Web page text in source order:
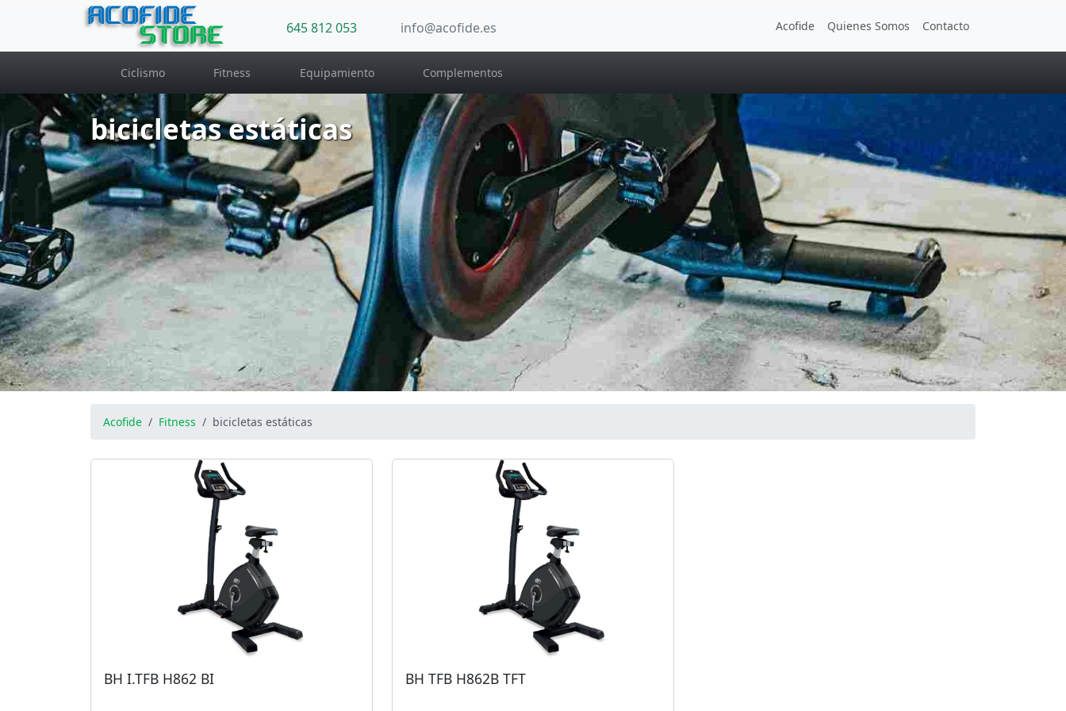
ACOFIDE
STORE
645 812 053 info@acofide.es Acofide Quienes Somos Contacto
Ciclismo Fitness Equipamiento Complementos
bicicletas estáticas
Acofide Fitness bicicletas estáticas
BH I.TFB H862 BI BH TFB H862B TFT